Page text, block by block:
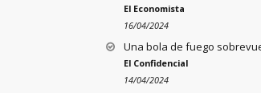
El Economista
16/04/2024
Una bola de fuego
El Confidencial
14/04/2024